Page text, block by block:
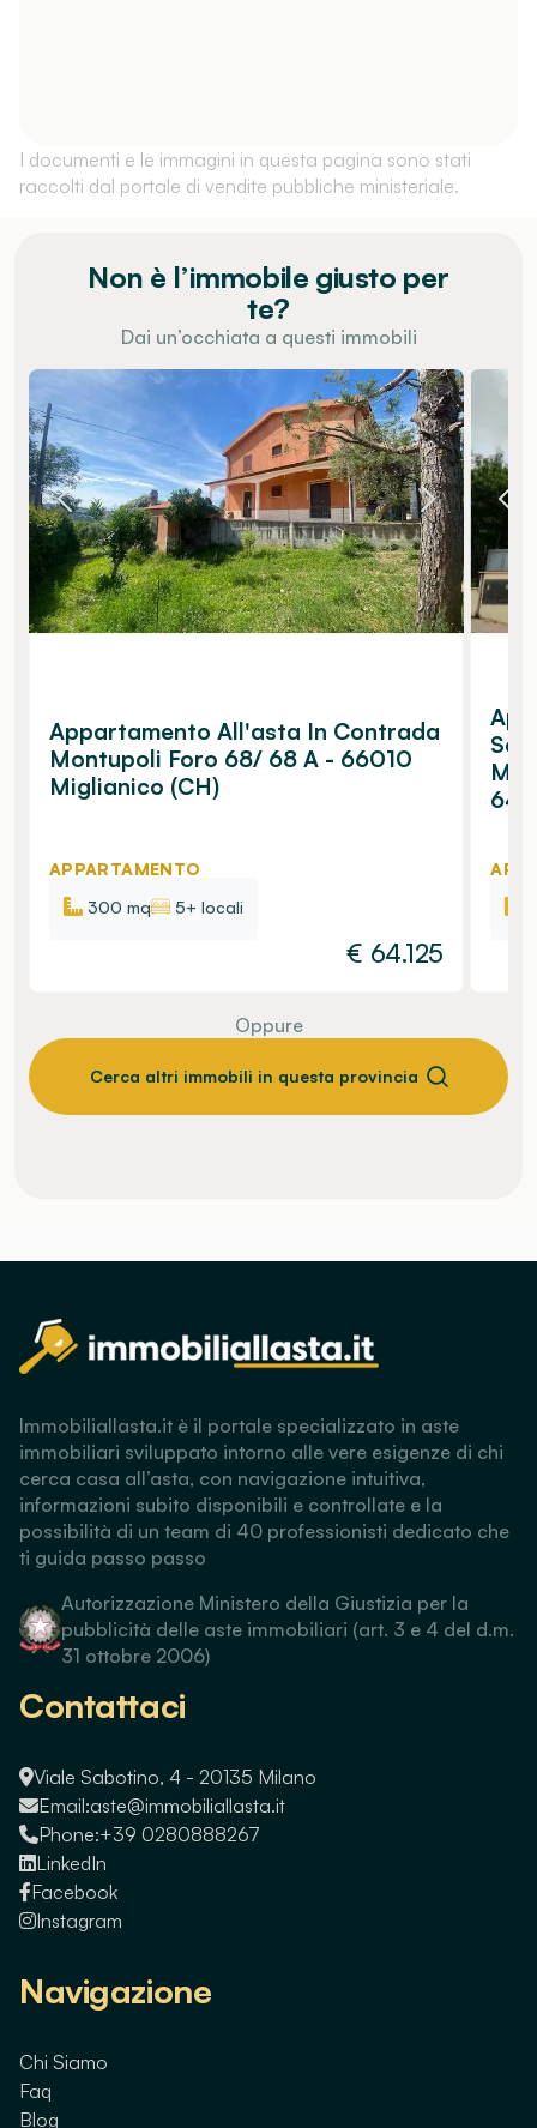
I documenti e le immagini in questa pagina sono stati
raccolti dal portale di vendite pubbliche ministeriale.
Non è l’immobile giusto per
te?
Dai un’occhiata a questi immobili
Appartamento All'asta In Contrada
Montupoli Foro 68/ 68 A - 66010
Miglianico (CH)
APPARTAMENTO
300 mq
5+ locali
€ 64.125
Oppure
Cerca altri immobili in questa provincia
Immobiliallasta.it è il portale specializzato in aste
immobiliari sviluppato intorno alle vere esigenze di chi
cerca casa all’asta, con navigazione intuitiva,
informazioni subito disponibili e controllate e la
possibilità di un team di 40 professionisti dedicato che
ti guida passo passo
Autorizzazione Ministero della Giustizia per la
pubblicità delle aste immobiliari (art. 3 e 4 del d.m.
31 ottobre 2006)
Contattaci
Viale Sabotino, 4 - 20135 Milano
Email:aste@immobiliallasta.it
Phone:+39 0280888267
LinkedIn
Facebook
Instagram
Navigazione
Chi Siamo
Faq
Blog